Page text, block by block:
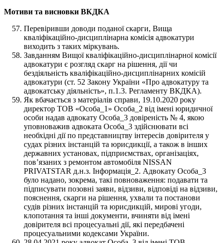
Мотиви та висновки ВКДКА
Перевіривши доводи поданої скарги, Вища
кваліфікаційно-дисциплінарна комісія адвокатури
виходить з таких міркувань.
Завданням Вищої кваліфікаційно-дисциплінарної комісії
адвокатури є розгляд скарг на рішення, дії чи
бездіяльність кваліфікаційно-дисциплінарних комісій
адвокатури (ст. 52 Закону України «Про адвокатуру та
адвокатську діяльність», п.1.3. Регламенту ВКДКА).
Як вбачається з матеріалів справи, 19.10.2020 року
директор ТОВ «Особа_1» Особа_2 від імені юридичної
особи надав адвокату Особа_3 довіреність № 4, якою
уповноважив адвоката Особа_3 здійснювати всі
необхідні дії по представництву інтересів довірителя у
судах різних інстанцій та юрисдикції, а також в інших
державних установах, підприємствах, організаціях,
пов’язаних з ремонтом автомобіля NISSAN
PRIVATSTAR д.н.з. Інформація_2. Адвокату Особа_3
було надано, зокрема, такі повноваження: подавати та
підписувати позовні заяви, відзиви, відповіді на відзиви,
пояснення, скарги на рішення, ухвали та постанови
судів різних інстанцій та юрисдикцій, мирові угоди,
клопотання та інші документи, вчиняти від імені
довірителя всі процесуальні дії, які передбачені
процесуальними кодексами України.